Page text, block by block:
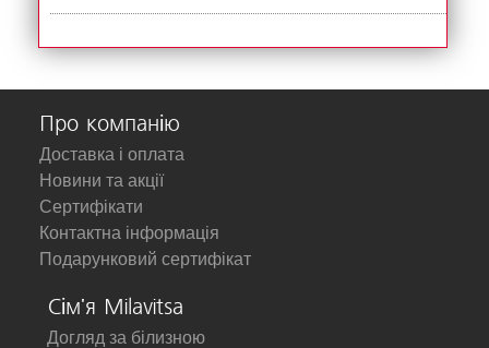
Про компанію
Доставка і оплата
Новини та акції
Сертифікати
Контактна інформація
Подарунковий сертифікат
Сім'я Milavitsa
Догляд за білизною